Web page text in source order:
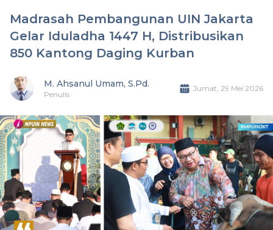
Madrasah Pembangunan UIN Jakarta
Gelar Iduladha 1447 H, Distribusikan
850 Kantong Daging Kurban
M. Ahsanul Umam, S.Pd.
Penulis
Jumat, 29 Mei 2026